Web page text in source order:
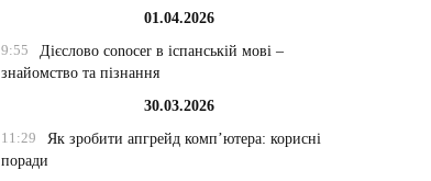
01.04.2026
9:55
Дієслово conocer в іспанській мові –
знайомство та пізнання
30.03.2026
11:29
Як зробити апгрейд комп’ютера: корисні
поради